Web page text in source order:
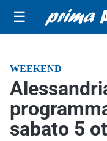
☰
WEEKEND
sabato 5